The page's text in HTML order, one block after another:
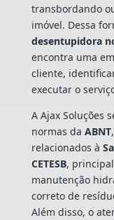
transbordando
imóvel. Dessa
desentupidora
encontra uma
cliente,
executar o
A Ajax Soluções
normas da ABNT
relacionados à
CETESB,
manutenção
correto de
Além disso, o